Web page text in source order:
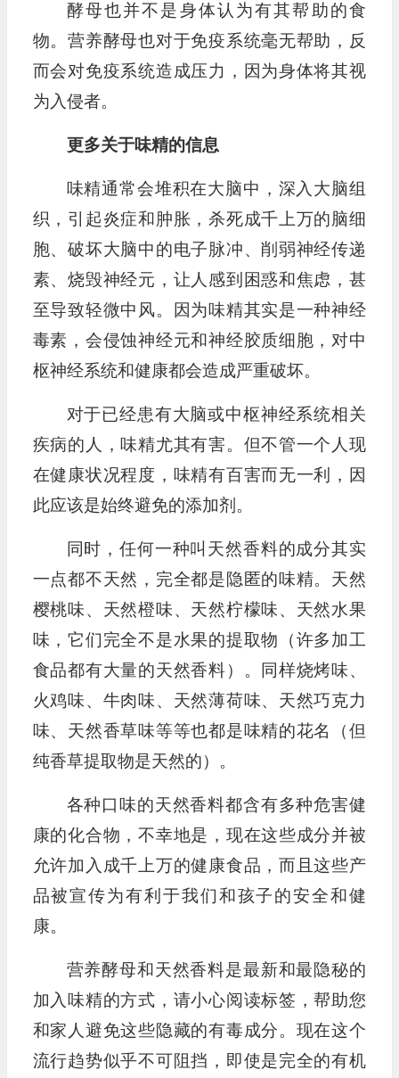
酵母也并不是身体认为有其帮助的食
物。营养酵母也对于免疫系统毫无帮助，反
而会对免疫系统造成压力，因为身体将其视
为入侵者。
更多关于味精的信息
味精通常会堆积在大脑中，深入大脑组
织，引起炎症和肿胀，杀死成千上万的脑细
胞、破坏大脑中的电子脉冲、削弱神经传递
素、烧毁神经元，让人感到困惑和焦虑，甚
至导致轻微中风。因为味精其实是一种神经
毒素，会侵蚀神经元和神经胶质细胞，对中
枢神经系统和健康都会造成严重破坏。
对于已经患有大脑或中枢神经系统相关
疾病的人，味精尤其有害。但不管一个人现
在健康状况程度，味精有百害而无一利，因
此应该是始终避免的添加剂。
同时，任何一种叫天然香料的成分其实
一点都不天然，完全都是隐匿的味精。天然
樱桃味、天然橙味、天然柠檬味、天然水果
味，它们完全不是水果的提取物（许多加工
食品都有大量的天然香料）。同样烧烤味、
火鸡味、牛肉味、天然薄荷味、天然巧克力
味、天然香草味等等也都是味精的花名（但
纯香草提取物是天然的）。
各种口味的天然香料都含有多种危害健
康的化合物，不幸地是，现在这些成分并被
允许加入成千上万的健康食品，而且这些产
品被宣传为有利于我们和孩子的安全和健
康。
营养酵母和天然香料是最新和最隐秘的
加入味精的方式，请小心阅读标签，帮助您
和家人避免这些隐藏的有毒成分。现在这个
流行趋势似乎不可阻挡，即使是完全的有机